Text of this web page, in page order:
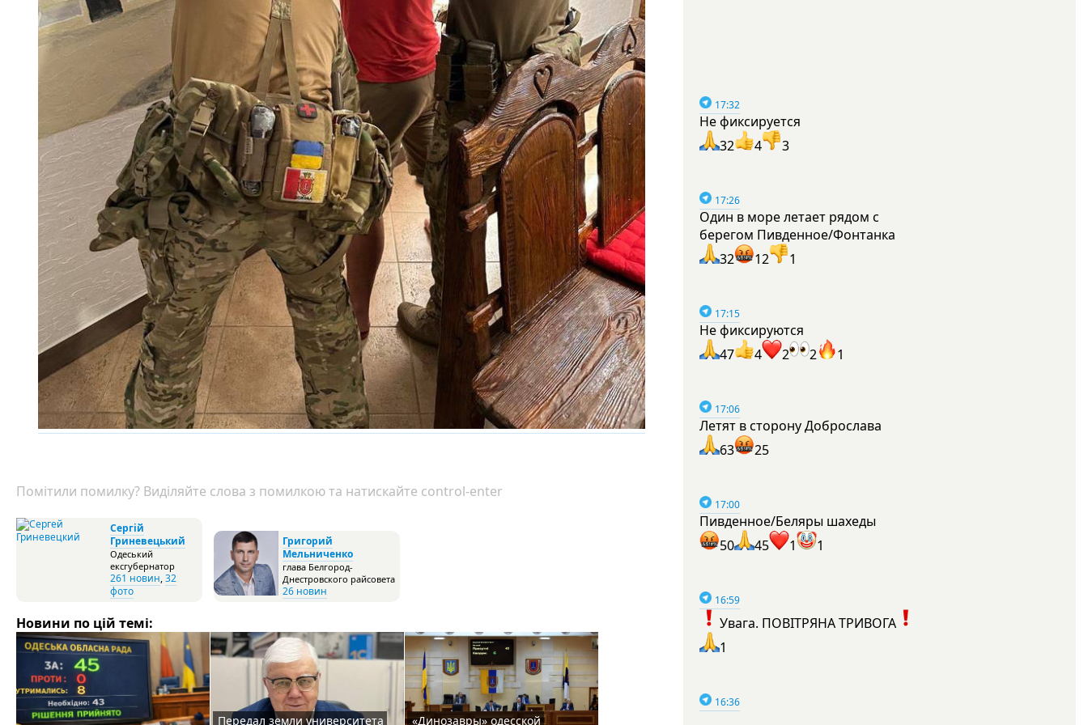
Помітили помилку? Виділяйте слова з помилкою та натискайте control-enter
Сергій
Гриневецький
Одеський
ексгубернатор
261 новин,32
фото
Григорий
Мельниченко
глава Белгород-
Днестровского райсовета
26 новин
Новини по цій темі:
Передал земли университета «Динозавры» одесской
17:32
Не фиксируется
32
4 3
17:26
Один в море летает рядом с
берегом Пивденное/Фонтанка
32
12 1
17:15
Не фиксируются
47
4 2 2 1
17:06
Летят в сторону Доброслава
63
25
17:00
Пивденное/Беляры шахеды
50
45 1 1
16:59
Увага. ПОВІТРЯНА ТРИВОГА
1
16:36